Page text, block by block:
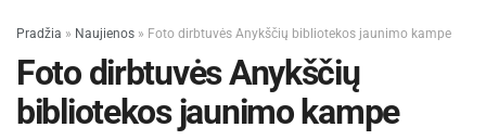
Pradžia » Naujienos » Foto dirbtuvės Anykščių bibliotekos jaunimo kampe
Foto dirbtuvės Anykščių
bibliotekos jaunimo kampe